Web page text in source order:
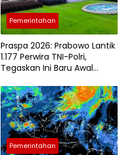
Pemerintahan
Praspa 2026: Prabowo Lantik
1.177 Perwira TNI-Polri,
Tegaskan Ini Baru Awal
Pemerintahan